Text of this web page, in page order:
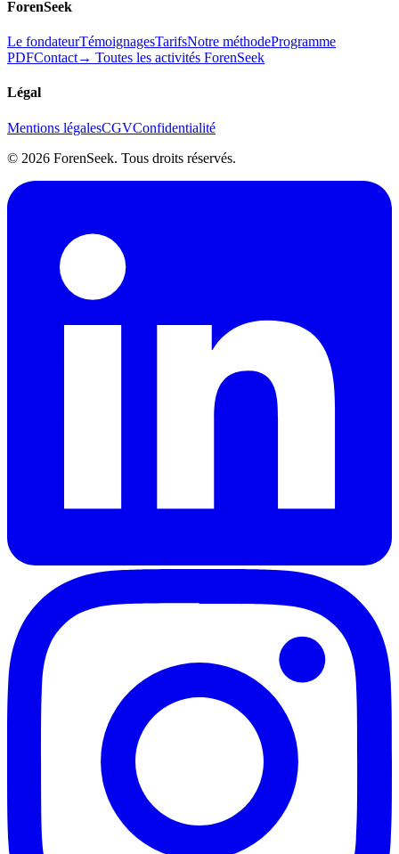
ForenSeek
Le fondateurTémoignagesTarifsNotre méthodeProgramme
PDFContact→ Toutes les activités ForenSeek
Légal
Mentions légalesCGVConfidentialité
© 2026 ForenSeek. Tous droits réservés.